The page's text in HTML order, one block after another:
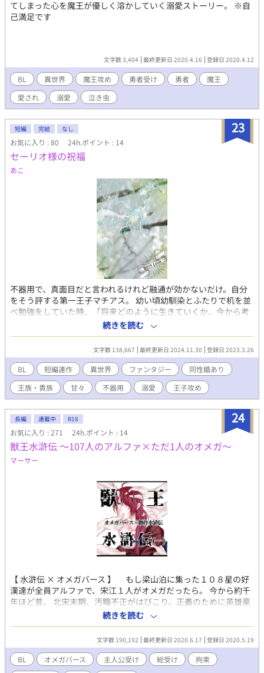
る。背が低いのがコンプレックス。 ・瀧本勝実（たきもと かつ
み） 高校1年。坂伊とは同い年だが、病気の関係で小学生の頃に1
せ なるみ） 坂伊の友人。坂伊からは「下僕2号」と呼ばれ、こ
き使われている。坂伊に対して並々ならぬ感情を抱いているが、
大の女好きなのであくまで本人は友情のつもり。歳の離れた弟を
溺愛している。
てしまった心を魔王が優しく溶かしていく溺愛ストーリー。 ※自
己満足です
文字数 3,404 最終更新日 2020.4.16 登録日 2020.4.12
BL 異世界 魔王攻め 勇者受け 勇者
魔王
愛され
溺愛 泣き虫
23
短編 完結 なし
お気に入り : 80 24h.ポイント : 14
セーリオ様の祝福
あこ
不器用で、真面目だと言われるけれど融通が効かないだけ。自分
をそう評する第一王子マチアス。 幼い頃幼馴染とふたりで机を並
べ勉強をしていた時、「将来どのように生きていくか、今から考
えておくことも大切です」と家庭教師に問われた。 幼馴染カナメ
は真面目な顔で「どこかの婿養子にしてもらうか、男爵位をもら
って生きていきたいです」と言って家庭教師とマチアスを笑わせ
た。 今もカナメは変わらない。そんなカナメが眩しくて可愛い。
けれど不器用で融通が効かないマチアスはグッと我慢するのであ
る。 ✔︎ 美形第一王子×美人幼馴染 ✔︎ 真面目で自分にも他人にも厳
しい王子様（を目指して書いてます） ✔︎ 外見に似合わない泣き虫
怖がり、中身は平凡な受け ✔︎ 美丈夫が服着て歩けばこんな人の第
一王子様は、婚約者を（仮にそう見えなくても）大変愛していま
す。 ✔︎ 美人でちょっと無口なクールビューティ（擬態）婚約者
は、心許す人の前では怖がり虫と泣き虫が爆発する時がありま
す。 🗣️『密着！カナメ様の学園生活』連載中。 ➡︎ 章や作品タイ
トルの頭に『★』があるものは、個人サイトでリクエストしてい
などの後書きを省略させていただいています。 ➡︎ 婚約式後設定に
は『✿』が付いています。 🔺ATTENTION🔺 【「セーリオ様」
「カムヴィ様」共通の話 】 こちらに入っているものは『セーリオ
様の祝福』と『セーリオ様の祝福：カムヴィ様の言う通り』の両
設定共通の話です。 【 感想欄のネタバレフィルター 】 『密着！
カナメ様の学園生活』に関しては3話目以降に関するものについて
はどのようなコメントであっても、ネタバレフィルターを使用し
ます。 また、読み切り短編に対していただいたコメントは基本的
命なんて要らない』とのクロスオーバー 】 こちらで更新する『運
命なんて要らない』のキャラクターが登場する話に関しては、
『セーリオ様の祝福』及び『セーリオ様の祝福：カムヴィ様の言
う通り』どちらの設定でも存在する共通の話として書いておりま
す。ご留意ください。 また、クロスオーバー先の話を未読でも問
題ないように書いております。 一応、『運命なんて要らない』の
登場人物は『セーリオ様の祝福：カムヴィ様の言う通り』には登
場しているのですが、このようになっています。 ➡︎『運命なんて
要らない』の舞台であるハミギャ国の第二王子であるアーロンは
続きを読む
文字数 138,667 最終更新日 2024.11.30 登録日 2023.3.26
BL 短編連作 異世界 ファンタジー
同性婚あり
王族・貴族
甘々 不器用 溺愛 王子攻め
24
長編 連載中 R18
お気に入り : 271 24h.ポイント : 14
獣王水滸伝 ～107人のアルファ×ただ1人のオメガ～
マーサー
【 水滸伝 × オメガバース 】 もし梁山泊に集った１０８星の好
漢達が全員アルファで、宋江１人がオメガだったら。 今から約千
年ほど昔。 北宋末期、汚職不正がはびこり、正義のために英雄豪
傑達が立ち上がる世の中。 ……そんな事は露知らず、ある農村の
少年が、人を狂わせた。 名は宋江。小柄で情けなく気が弱く、泣
き虫で心優しい少年。 十二歳になった彼は、発情期を迎えた。オ
メガだった。 そう、約千年ほど前。 アルファやベータ、オメガな
どの知識はまだ人々には浸透しておらず、オメガはほんの一握り
しか知られていない『奇病』。 そして『人ならざる化け物』扱い
続きを読む
文字数 190,192 最終更新日 2020.6.17 登録日 2020.5.19
BL オメガバース 主人公受け 総受け
拘束